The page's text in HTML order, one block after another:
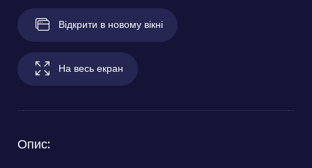
Відкрити в новому вікні
На весь екран
Опис: